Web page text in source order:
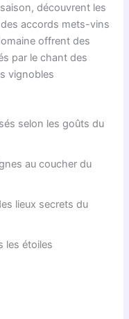
découvrent les
accords mets-vins
offrent des
par le chant des
vignobles
selon les goûts du
au coucher du
lieux secrets du
les étoiles